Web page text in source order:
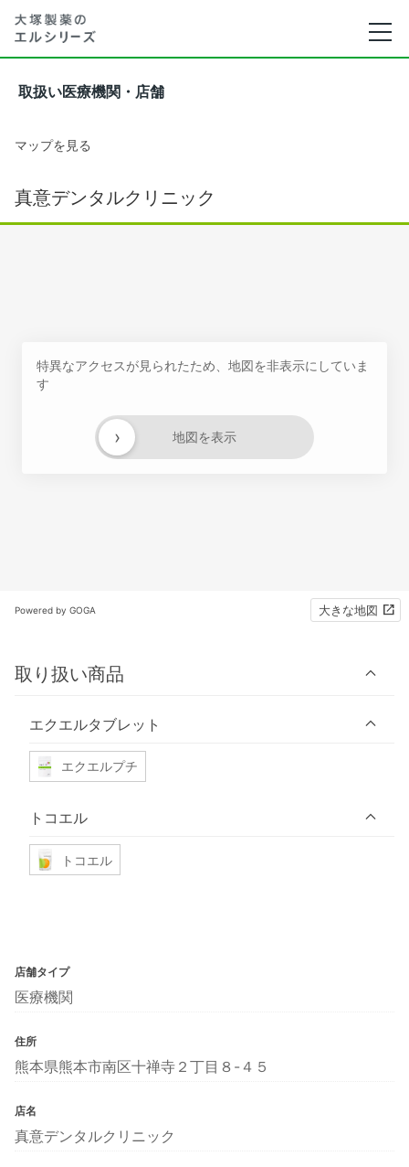
取扱い医療機関・店舗
マップを見る
真意デンタルクリニック
特異なアクセスが見られたため、地図を非表示にしていま
す
地図を表示
›
Powered by GOGA 大きな地図
取り扱い商品
エクエルタブレット
エクエルプチ
トコエル
トコエル
店舗タイプ
医療機関
住所
熊本県熊本市南区十禅寺２丁目８-４５
店名
真意デンタルクリニック